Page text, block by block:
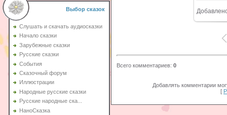
Выбор сказок
Слушать и скачать аудиосказки
Начало сказки
Зарубежные сказки
Русские сказки
События
Сказочный форум
Иллюстрации
Народные русские сказки
Русские народные ска...
НаноСказка
Всего комментариев: 0
Добавлять комментарии
[